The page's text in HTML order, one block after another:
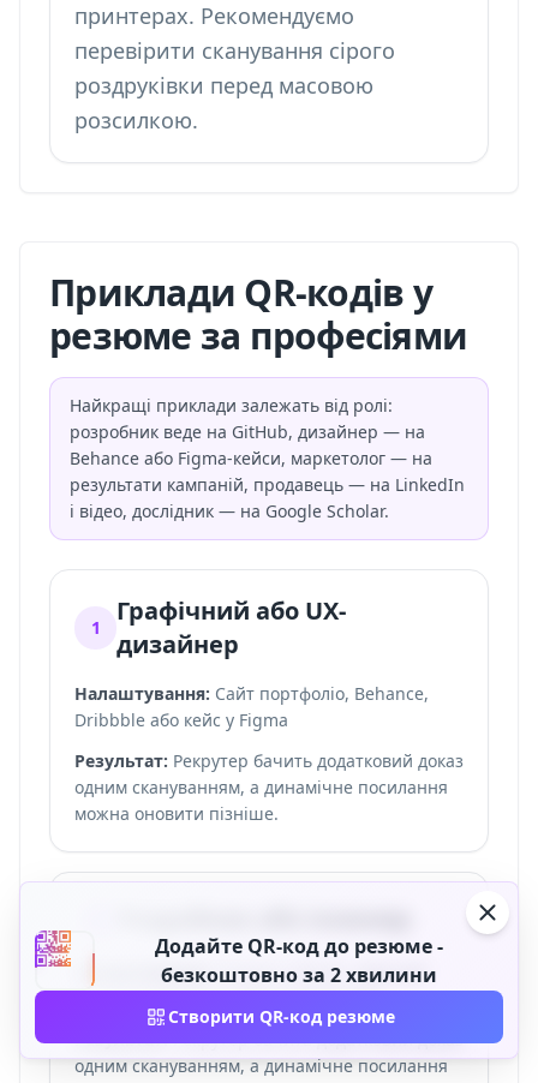
принтерах. Рекомендуємо
перевірити сканування сірого
роздруківки перед масовою
розсилкою.
Приклади QR-кодів у
резюме за професіями
Найкращі приклади залежать від ролі:
розробник веде на GitHub, дизайнер — на
Behance або Figma-кейси, маркетолог — на
результати кампаній, продавець — на LinkedIn
і відео, дослідник — на Google Scholar.
1
Графічний або UX-
дизайнер
Налаштування: Сайт портфоліо, Behance,
Dribbble або кейс у Figma
Результат: Рекрутер бачить додатковий доказ
одним скануванням, а динамічне посилання
можна оновити пізніше.
Налаштування:Профіль GitHub, обраний
репозиторій або особистий dev-сайт
Результат:Рекрутер бачить додатковий доказ
одним скануванням, а динамічне посилання
Додайте QR-код до резюме -
безкоштовно за 2 хвилини
Створити QR-код резюме